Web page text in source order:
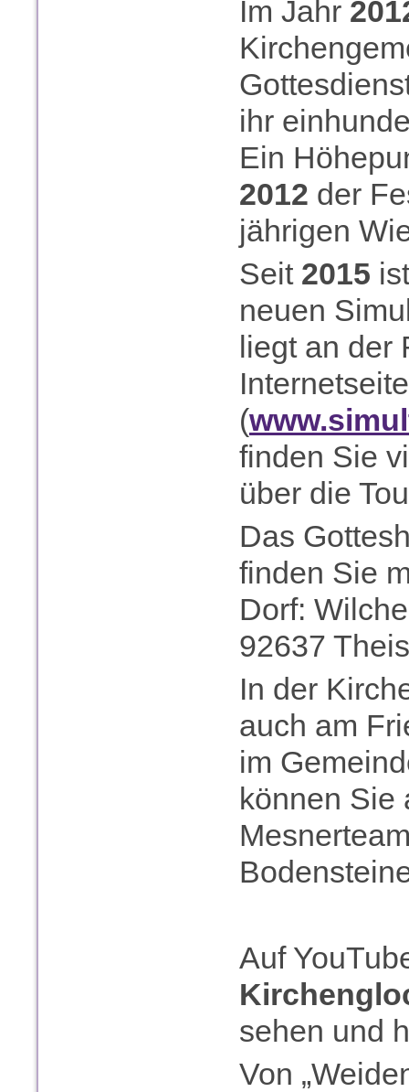
Im Jahr
ihr
Ein
2012 der
jährigen
Seit 2015
neuen
liegt an der
(
finden Sie
über die
Das
finden Sie
Dorf:
92637
In der
auch am
im
können Sie
Auf
sehen und
Von